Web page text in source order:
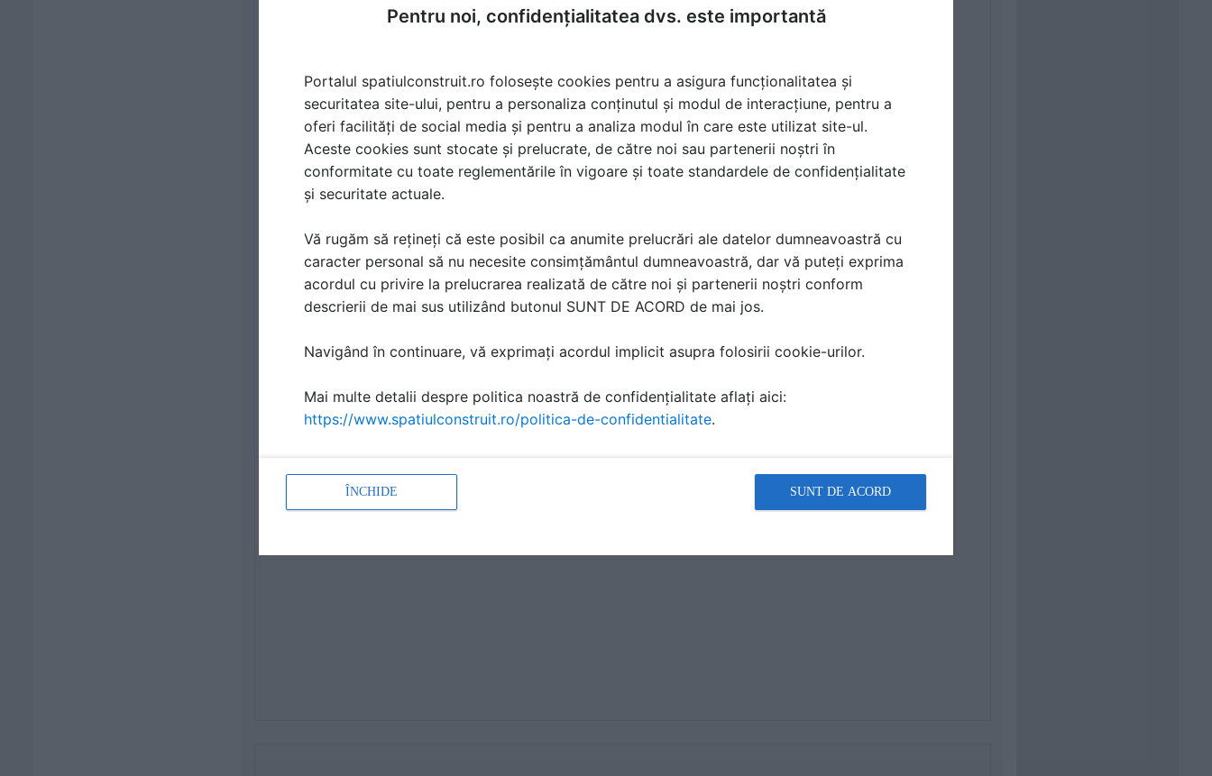
Pentru noi, confidențialitatea dvs. este importantă
Portalul spatiulconstruit.ro folosește cookies pentru a asigura funcționalitatea și
securitatea site-ului, pentru a personaliza conținutul și modul de interacțiune, pentru a
oferi facilități de social media și pentru a analiza modul în care este utilizat site-ul.
Aceste cookies sunt stocate și prelucrate, de către noi sau partenerii noștri în
conformitate cu toate reglementările în vigoare și toate standardele de confidențialitate
și securitate actuale.
Vă rugăm să rețineți că este posibil ca anumite prelucrări ale datelor dumneavoastră cu
caracter personal să nu necesite consimțământul dumneavoastră, dar vă puteți exprima
acordul cu privire la prelucrarea realizată de către noi și partenerii noștri conform
descrierii de mai sus utilizând butonul SUNT DE ACORD de mai jos.
Navigând în continuare, vă exprimați acordul implicit asupra folosirii cookie-urilor.
Mai multe detalii despre politica noastră de confidențialitate aflați aici:
https://www.spatiulconstruit.ro/politica-de-confidentialitate.
ÎNCHIDE SUNT DE ACORD